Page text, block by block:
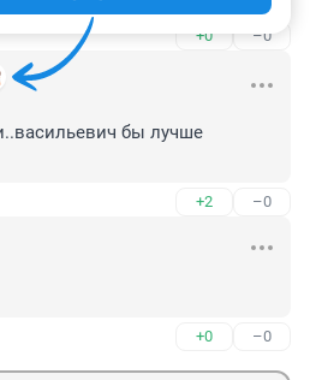
+0 –0
бы лучше
+2 –0
+0 –0